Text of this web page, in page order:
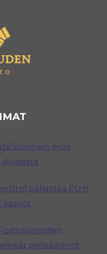
Suomen eroa
paljastaa EU:n
kasvot
pelisäännöt